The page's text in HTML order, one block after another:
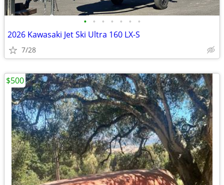
• • • • • • •
2026 Kawasaki Jet Ski Ultra 160 LX-S
7/28
$500